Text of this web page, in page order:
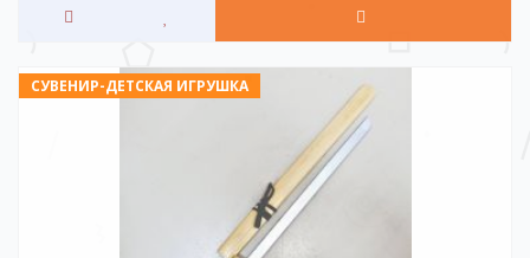
СУВЕНИР-ДЕТСКАЯ ИГРУШКА